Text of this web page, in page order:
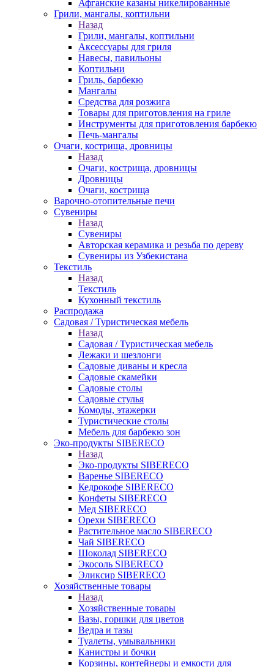
Афганские казаны никелированные
Грили, мангалы, коптильни
Назад
Грили, мангалы, коптильни
Аксессуары для гриля
Навесы, павильоны
Коптильни
Гриль, барбекю
Мангалы
Средства для розжига
Товары для приготовления на гриле
Инструменты для приготовления барбекю
Печь-мангалы
Очаги, кострища, дровницы
Назад
Очаги, кострища, дровницы
Дровницы
Очаги, кострища
Варочно-отопительные печи
Сувениры
Назад
Сувениры
Авторская керамика и резьба по дереву
Сувениры из Узбекистана
Текстиль
Назад
Текстиль
Кухонный текстиль
Распродажа
Садовая / Туристическая мебель
Назад
Садовая / Туристическая мебель
Лежаки и шезлонги
Садовые диваны и кресла
Садовые скамейки
Садовые столы
Садовые стулья
Комоды, этажерки
Туристические столы
Мебель для барбекю зон
Эко-продукты SIBERECO
Назад
Эко-продукты SIBERECO
Варенье SIBERECO
Кедрокофе SIBERECO
Конфеты SIBERECO
Мед SIBERECO
Орехи SIBERECO
Растительное масло SIBERECO
Чай SIBERECO
Шоколад SIBERECO
Экосоль SIBERECO
Эликсир SIBERECO
Хозяйственные товары
Назад
Хозяйственные товары
Вазы, горшки для цветов
Ведра и тазы
Туалеты, умывальники
Канистры и бочки
Корзины, контейнеры и емкости для